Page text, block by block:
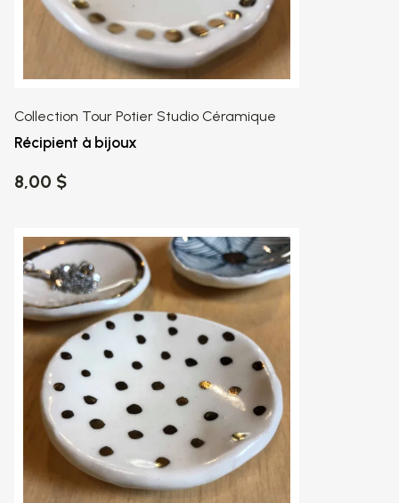
Collection Tour Potier Studio Céramique
Récipient à bijoux
8,00 $